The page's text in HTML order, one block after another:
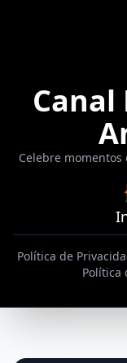
Canal
Celebre
Política de
Política